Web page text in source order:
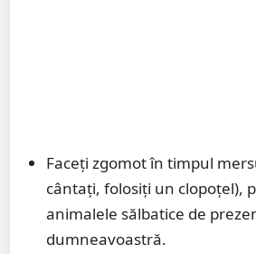
Faceți zgomot în timpul
cântați, folosiți un clopoțel),
animalele sălbatice de
dumneavoastră.